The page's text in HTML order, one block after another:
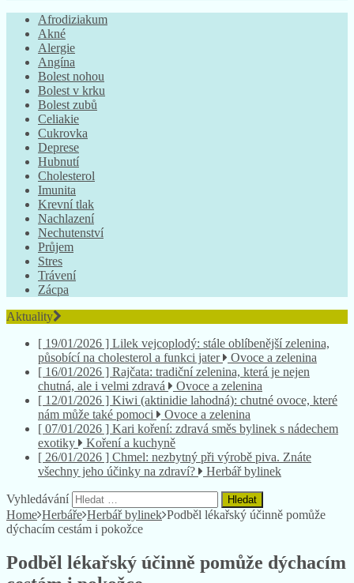
Afrodiziakum
Akné
Alergie
Angína
Bolest nohou
Bolest v krku
Bolest zubů
Celiakie
Cukrovka
Deprese
Hubnutí
Cholesterol
Imunita
Krevní tlak
Nachlazení
Nechutenství
Průjem
Stres
Trávení
Zácpa
Aktuality
[ 19/01/2026 ] Lilek vejcoplodý: stále oblíbenější zelenina,
působící na cholesterol a funkci jater
Ovoce a zelenina
[ 16/01/2026 ] Rajčata: tradiční zelenina, která je nejen
chutná, ale i velmi zdravá
Ovoce a zelenina
[ 12/01/2026 ] Kiwi (aktinidie lahodná): chutné ovoce, které
nám může také pomoci
Ovoce a zelenina
[ 07/01/2026 ] Kari koření: zdravá směs bylinek s nádechem
exotiky
Koření a kuchyně
[ 26/01/2026 ] Chmel: nezbytný při výrobě piva. Znáte
všechny jeho účinky na zdraví?
Herbář bylinek
Vyhledávání
Home Herbáře Herbář bylinek Podběl lékařský účinně pomůže
dýchacím cestám i pokožce
Podběl lékařský účinně pomůže dýchacím